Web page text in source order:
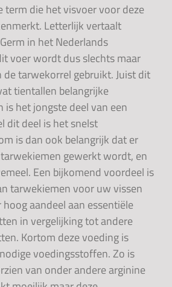
term die het visvoer voor deze
Letterlijk vertaalt
in het Nederlands
voer wordt dus slechts maar
de tarwekorrel gebruikt. Juist dit
tientallen belangrijke
het jongste deel van een
dit deel is het snelst
is dan ook belangrijk dat er
gewerkt wordt, en
Een bijkomend voordeel is
tarwekiemen voor uw vissen
aandeel aan essentiële
in vergelijking tot andere
Kortom deze voeding is
voedingsstoffen. Zo is
van onder andere arginine